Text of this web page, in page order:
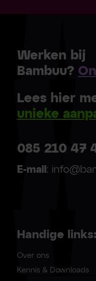
Werken bij
Bambuu?
Lees hier
unieke
085 210 47
E-mail :
Handige links:
Over ons
Kennis & Downloads